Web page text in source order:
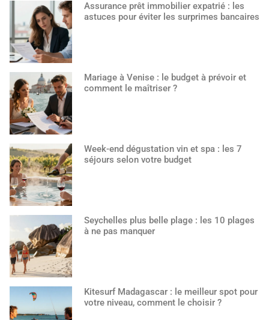
Assurance prêt immobilier expatrié : les
astuces pour éviter les surprimes bancaires
Mariage à Venise : le budget à prévoir et
comment le maîtriser ?
Week-end dégustation vin et spa : les 7
séjours selon votre budget
Seychelles plus belle plage : les 10 plages
à ne pas manquer
Kitesurf Madagascar : le meilleur spot pour
votre niveau, comment le choisir ?